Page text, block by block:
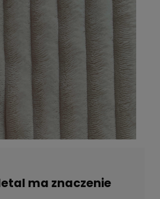
ma znaczenie